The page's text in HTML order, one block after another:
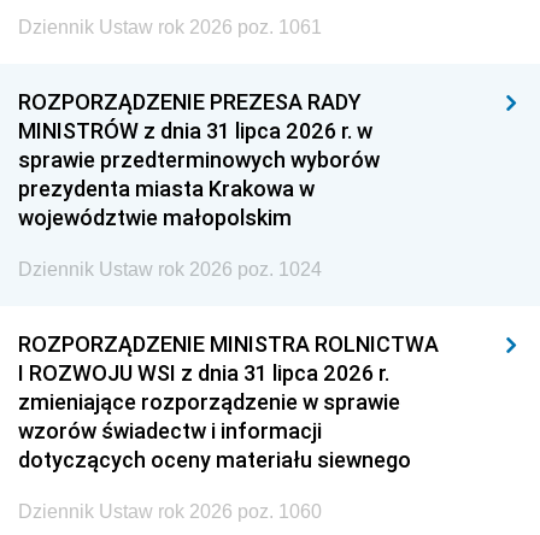
Dziennik Ustaw rok 2026 poz. 1061
ROZPORZĄDZENIE PREZESA RADY
MINISTRÓW z dnia 31 lipca 2026 r. w
sprawie przedterminowych wyborów
prezydenta miasta Krakowa w
województwie małopolskim
Dziennik Ustaw rok 2026 poz. 1024
ROZPORZĄDZENIE MINISTRA ROLNICTWA
I ROZWOJU WSI z dnia 31 lipca 2026 r.
zmieniające rozporządzenie w sprawie
wzorów świadectw i informacji
dotyczących oceny materiału siewnego
Dziennik Ustaw rok 2026 poz. 1060